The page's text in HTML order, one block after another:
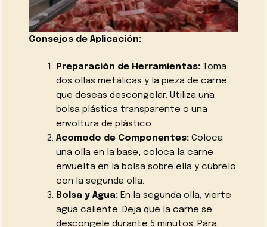
Consejos de Aplicación:
Preparación de Herramientas:Toma
dos ollas metálicas y la pieza de carne
que deseas descongelar. Utiliza una
bolsa plástica transparente o una
envoltura de plástico.
Acomodo de Componentes:Coloca
una olla en la base, coloca la carne
envuelta en la bolsa sobre ella y cúbrelo
con la segunda olla.
Bolsa y Agua:En la segunda olla, vierte
agua caliente. Deja que la carne se
descongele durante 5 minutos. Para